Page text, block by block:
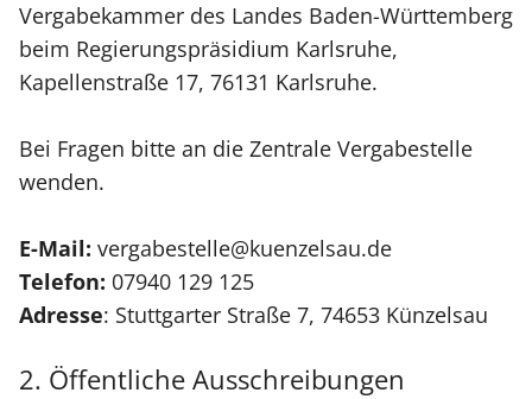
Vergabekammer des Landes Baden-Württemberg
beim Regierungspräsidium Karlsruhe,
Kapellenstraße 17, 76131 Karlsruhe.
Bei Fragen bitte an die Zentrale Vergabestelle
wenden.
E-Mail: vergabestelle@kuenzelsau.de
Telefon: 07940 129 125
Adresse: Stuttgarter Straße 7, 74653 Künzelsau
2. Öffentliche Ausschreibungen